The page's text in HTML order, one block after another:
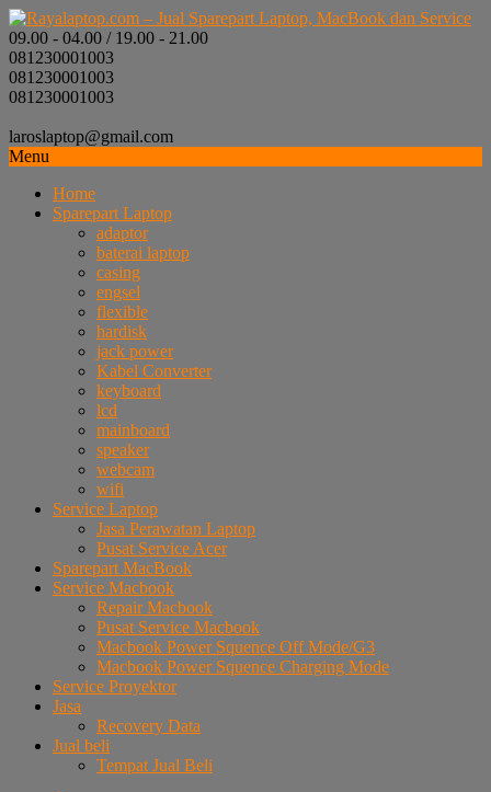
09.00 - 04.00 / 19.00 - 21.00
081230001003
081230001003
081230001003
laroslaptop@gmail.com
Menu
Home
Sparepart Laptop
adaptor
baterai laptop
casing
engsel
flexible
hardisk
jack power
Kabel Converter
keyboard
lcd
mainboard
speaker
webcam
wifi
Service Laptop
Jasa Perawatan Laptop
Pusat Service Acer
Sparepart MacBook
Service Macbook
Repair Macbook
Pusat Service Macbook
Macbook Power Squence Off Mode/G3
Macbook Power Squence Charging Mode
Service Proyektor
Jasa
Recovery Data
Jual beli
Tempat Jual Beli